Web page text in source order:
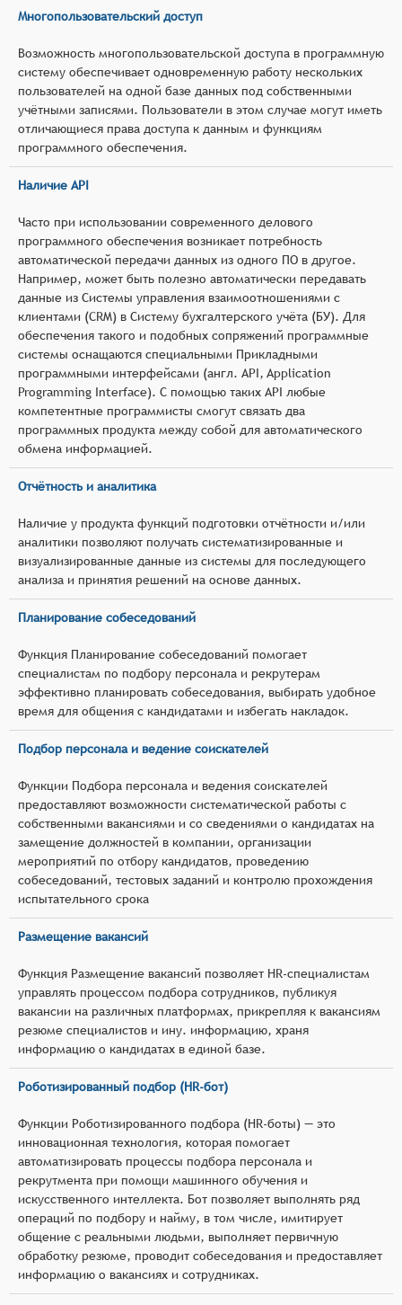
Многопользовательский доступ
Возможность многопользовательской доступа в программную
систему обеспечивает одновременную работу нескольких
пользователей на одной базе данных под собственными
учётными записями. Пользователи в этом случае могут иметь
отличающиеся права доступа к данным и функциям
программного обеспечения.
Наличие API
Часто при использовании современного делового
программного обеспечения возникает потребность
автоматической передачи данных из одного ПО в другое.
Например, может быть полезно автоматически передавать
данные из Системы управления взаимоотношениями с
клиентами (CRM) в Систему бухгалтерского учёта (БУ). Для
обеспечения такого и подобных сопряжений программные
системы оснащаются специальными Прикладными
программными интерфейсами (англ. API, Application
Programming Interface). С помощью таких API любые
компетентные программисты смогут связать два
программных продукта между собой для автоматического
обмена информацией.
Отчётность и аналитика
Наличие у продукта функций подготовки отчётности и/или
аналитики позволяют получать систематизированные и
визуализированные данные из системы для последующего
анализа и принятия решений на основе данных.
Планирование собеседований
Функция Планирование собеседований помогает
специалистам по подбору персонала и рекрутерам
эффективно планировать собеседования, выбирать удобное
время для общения с кандидатами и избегать накладок.
Подбор персонала и ведение соискателей
Функции Подбора персонала и ведения соискателей
предоставляют возможности систематической работы с
собственными вакансиями и со сведениями о кандидатах на
замещение должностей в компании, организации
мероприятий по отбору кандидатов, проведению
собеседований, тестовых заданий и контролю прохождения
испытательного срока
Размещение вакансий
Функция Размещение вакансий позволяет HR-специалистам
управлять процессом подбора сотрудников, публикуя
вакансии на различных платформах, прикрепляя к вакансиям
резюме специалистов и ину. информацию, храня
информацию о кандидатах в единой базе.
Роботизированный подбор (HR-бот)
Функции Роботизированного подбора (HR-боты) — это
инновационная технология, которая помогает
автоматизировать процессы подбора персонала и
рекрутмента при помощи машинного обучения и
искусственного интеллекта. Бот позволяет выполнять ряд
операций по подбору и найму, в том числе, имитирует
общение с реальными людьми, выполняет первичную
обработку резюме, проводит собеседования и предоставляет
информацию о вакансиях и сотрудниках.